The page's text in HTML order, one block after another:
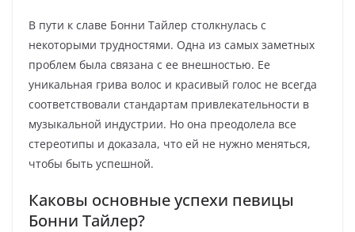
В пути к славе Бонни Тайлер столкнулась с
некоторыми трудностями. Одна из самых заметных
проблем была связана с ее внешностью. Ее
уникальная грива волос и красивый голос не всегда
соответствовали стандартам привлекательности в
музыкальной индустрии. Но она преодолела все
стереотипы и доказала, что ей не нужно меняться,
чтобы быть успешной.
Каковы основные успехи певицы
Бонни Тайлер?